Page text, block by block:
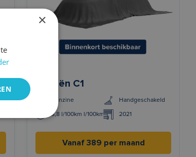
Citroën C1
Benzine Handgeschakeld
3,8 l/100km l/100km 2021
Vanaf 389 per maand
×